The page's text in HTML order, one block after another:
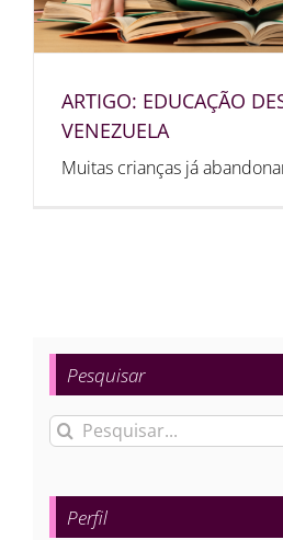
ARTIGO: EDUCAÇÃO
VENEZUELA
Muitas crianças já
Pesquisar
Buscar
para:
Perfil